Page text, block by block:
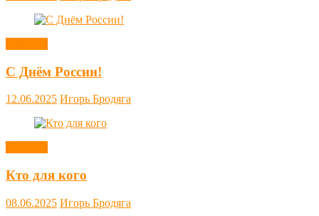
С Днём России!
12.06.2025 Игорь Бродяга
Кто для кого
08.06.2025 Игорь Бродяга